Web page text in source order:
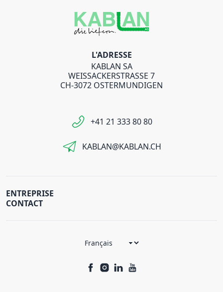
L'ADRESSE
KABLAN SA
WEISSACKERSTRASSE 7
CH-3072 OSTERMUNDIGEN
+41 21 333 80 80
KABLAN@KABLAN.CH
ENTREPRISE
CONTACT